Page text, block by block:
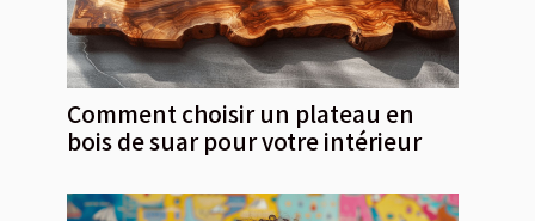
Comment choisir un plateau en
bois de suar pour votre intérieur